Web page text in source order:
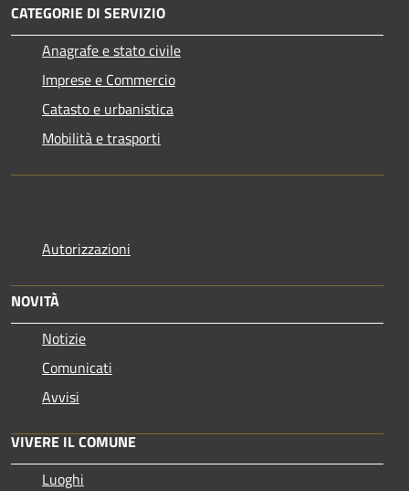
CATEGORIE DI SERVIZIO
Anagrafe e stato civile
Imprese e Commercio
Catasto e urbanistica
Mobilità e trasporti
Autorizzazioni
NOVITÀ
Notizie
Comunicati
Avvisi
VIVERE IL COMUNE
Luoghi